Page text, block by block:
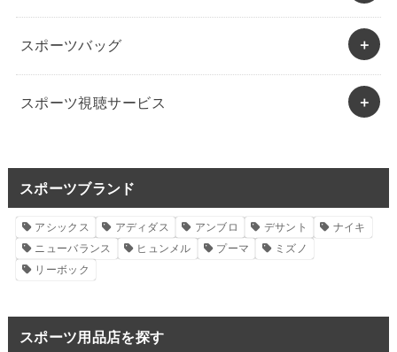
スポーツバッグ
スポーツ視聴サービス
スポーツブランド
アシックス アディダス アンブロ デサント
ナイキ
ニューバランス
ヒュンメル プーマ
ミズノ
リーボック
スポーツ用品店を探す